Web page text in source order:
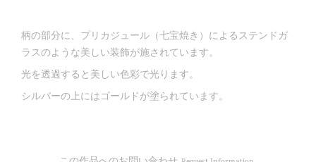
柄の部分に、プリカジュール（七宝焼き）によるステンドガ
ラスのような美しい装飾が施されています。
光を透過すると美しい色彩で光ります。
シルバーの上にはゴールドが塗られています。